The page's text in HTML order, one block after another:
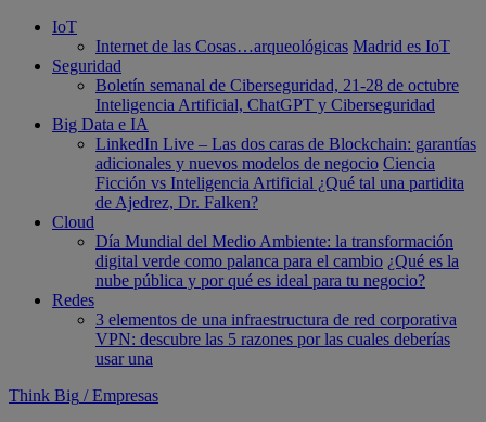
IoT
Internet de las Cosas…arqueológicas Madrid es IoT
Seguridad
Boletín semanal de Ciberseguridad, 21-28 de octubre
Inteligencia Artificial, ChatGPT y Ciberseguridad
Big Data e IA
LinkedIn Live – Las dos caras de Blockchain: garantías
adicionales y nuevos modelos de negocio Ciencia
Ficción vs Inteligencia Artificial ¿Qué tal una partidita
de Ajedrez, Dr. Falken?
Cloud
Día Mundial del Medio Ambiente: la transformación
digital verde como palanca para el cambio ¿Qué es la
nube pública y por qué es ideal para tu negocio?
Redes
3 elementos de una infraestructura de red corporativa
VPN: descubre las 5 razones por las cuales deberías
usar una
Think Big / Empresas